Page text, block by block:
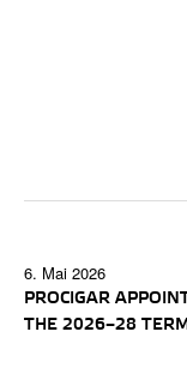
6. Mai 2026
PROCIGAR
THE 2026–28 TERM